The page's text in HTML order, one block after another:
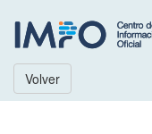
Volver